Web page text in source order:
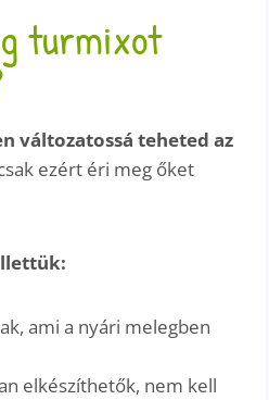
turmixot
változatossá teheted az
ezért éri meg őket
ami a nyári melegben
elkészíthetők, nem kell